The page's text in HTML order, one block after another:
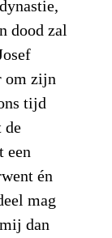
dood zal
om zijn
tijd
de
een
én
mag
dan